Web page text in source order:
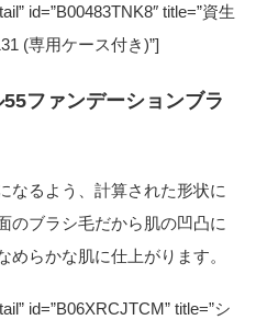
id=”B00483TNK8″ title=”資生
(専用ケース付き)”]
ファンデーションブラ
なるよう、計算された形状に
のブラシ毛だから肌の凹凸に
らかな肌に仕上がります。
id=”B06XRCJTCM” title=”シ